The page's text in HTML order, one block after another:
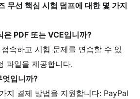
무선 핵심 시험 덤프에 대한 몇 가지
은 PDF 또는 VCE입니까?
속하고 시험 문제를 연습할 수 있
파일을 제공합니다.
엇입니까?
지 결제 방법을 지원합니다: PayPal